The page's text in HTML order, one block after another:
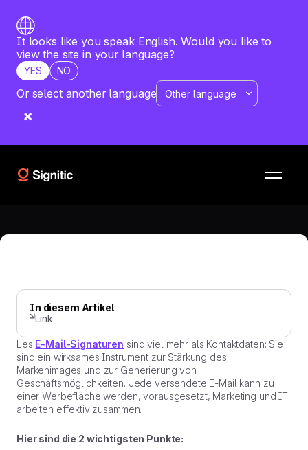
It looks like you speak English. Would you like to
view the site in your language?
YES NO
Or select another language
IT, wer verwaltet was?
die E-Mail-Signaturen und verwandelt jede E-Mail in ein
leistungsstarkes Kommunikations- und Konvertierungstool.
In diesem Artikel
Link
Les E-Mail-Signaturen sind viel mehr als Kontaktdaten: Sie
sind ein wirksames Instrument zur Stärkung des
Markenimages und zur Generierung von
Geschäftsmöglichkeiten. Jede versendete E-Mail kann zu
einer Werbefläche werden, vorausgesetzt, Marketing und IT
arbeiten effektiv zusammen.
Hier sind die 2 wichtigsten Punkte: